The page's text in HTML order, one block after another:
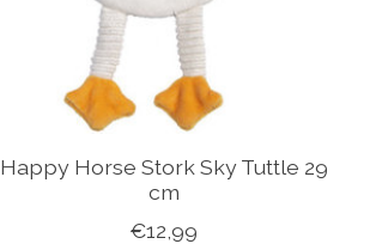
Happy Horse Stork Sky Tuttle 29
cm
€12,99